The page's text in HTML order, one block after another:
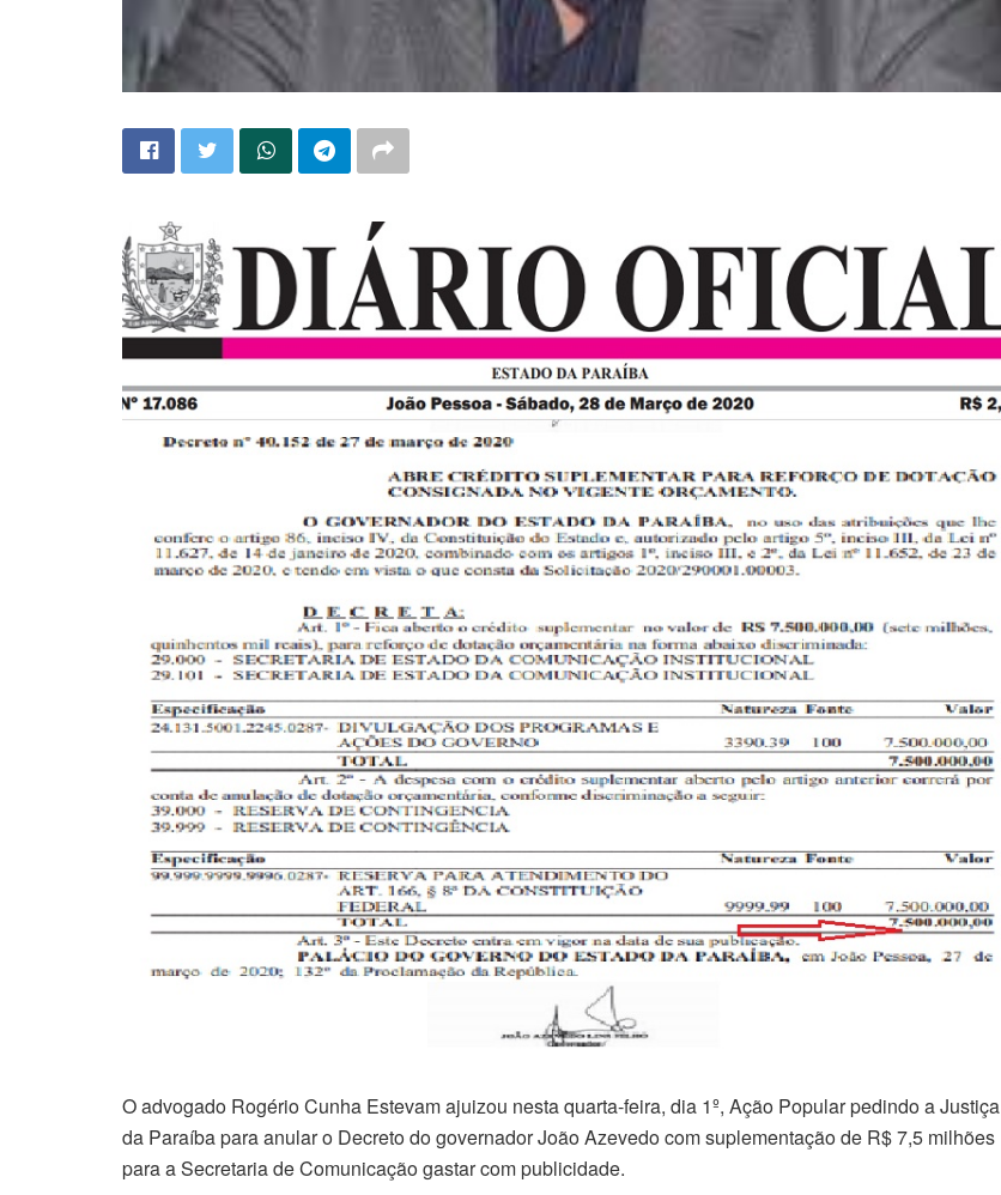
O advogado Rogério Cunha Estevam ajuizou nesta quarta-feira, dia 1º, Ação Popular pedindo a Justiça
da Paraíba para anular o Decreto do governador João Azevedo com suplementação de R$ 7,5 milhões
para a Secretaria de Comunicação gastar com publicidade.